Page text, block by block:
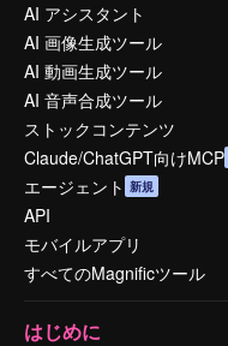
AI アシスタント
AI 画像生成ツール
AI 動画生成ツール
AI 音声合成ツール
ストックコンテンツ
Claude/ChatGPT向けMCP
エージェント 新規
API
モバイルアプリ
すべてのMagnificツール
はじめに